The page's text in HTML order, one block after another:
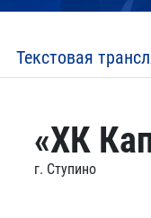
Текстовая
«ХК
г. Ступино